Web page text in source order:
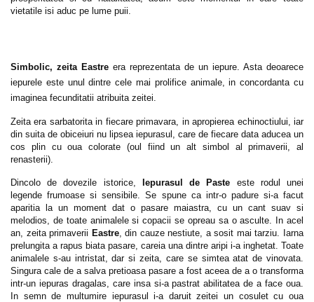
vietatile isi aduc pe lume puii.
Simbolic, zeita Eastre era reprezentata de un iepure. Asta deoarece
iepurele este unul dintre cele mai prolifice animale, in concordanta cu
imaginea fecunditatii atribuita zeitei.
Zeita era sarbatorita in fiecare primavara, in apropierea echinoctiului, iar
din suita de obiceiuri nu lipsea iepurasul, care de fiecare data aducea un
cos plin cu oua colorate (oul fiind un alt simbol al primaverii, al
renasterii).
Dincolo de dovezile istorice, Iepurasul de Paste este rodul unei
legende frumoase si sensibile. Se spune ca intr-o padure si-a facut
aparitia la un moment dat o pasare maiastra, cu un cant suav si
melodios, de toate animalele si copacii se opreau sa o asculte. In acel
an, zeita primaverii Eastre, din cauze nestiute, a sosit mai tarziu. Iarna
prelungita a rapus biata pasare, careia una dintre aripi i-a inghetat. Toate
animalele s-au intristat, dar si zeita, care se simtea atat de vinovata.
Singura cale de a salva pretioasa pasare a fost aceea de a o transforma
intr-un iepuras dragalas, care insa si-a pastrat abilitatea de a face oua.
In semn de multumire iepurasul i-a daruit zeitei un cosulet cu oua